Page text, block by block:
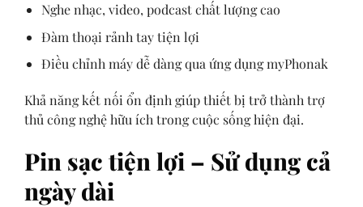
Nghe nhạc, video, podcast chất lượng cao
Đàm thoại rảnh tay tiện lợi
Điều chỉnh máy dễ dàng qua ứng dụng myPhonak
Khả năng kết nối ổn định giúp thiết bị trở thành trợ
thủ công nghệ hữu ích trong cuộc sống hiện đại.
Pin sạc tiện lợi – Sử dụng cả
ngày dài